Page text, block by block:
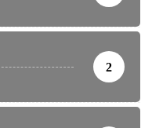
2